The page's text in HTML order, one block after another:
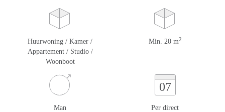
Huurwoning / Kamer /
Appartement / Studio /
Woonboot
Min. 20 m2
Man
07
Per direct